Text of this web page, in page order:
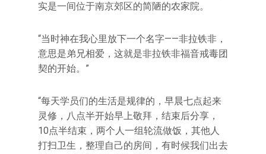
实是一间位于南京郊区的简陋的农家院。
“当时神在我心里放下一个名字——非拉铁非，
意思是弟兄相爱，这就是非拉铁非福音戒毒团
契的开始。”
“每天学员们的生活是规律的，早晨七点起来
灵修，八点半开始早上敬拜，结束后分享，
10点半结束，两个人一组轮流做饭，其他人
打扫卫生，整理自己的房间，有时候我们出去